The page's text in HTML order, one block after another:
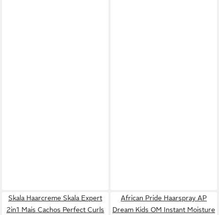
Skala Haarcreme Skala Expert
2in1 Mais Cachos Perfect Curls
African Pride Haarspray AP
Dream Kids OM Instant Moisture